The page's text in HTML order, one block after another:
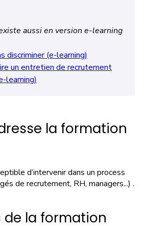
aussi en version e-learning
discriminer (e-learning)
un entretien de recrutement
learning)
la formation
d’intervenir dans un process
de recrutement, RH, managers...) .
de la formation